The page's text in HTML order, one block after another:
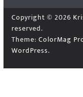
Copyright © 2026
reserved.
Theme: ColorMag
WordPress.